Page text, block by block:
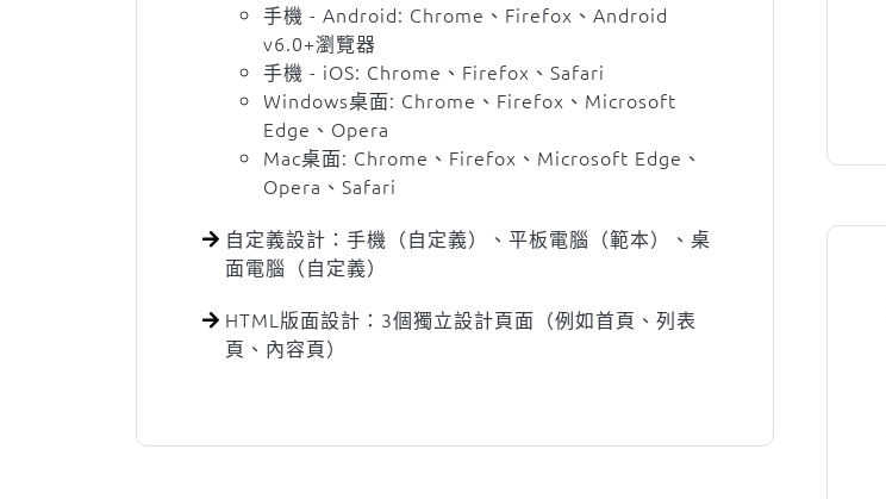
手機 - Android: Chrome、Firefox、Android
v6.0+瀏覽器
手機 - iOS: Chrome、Firefox、Safari
Windows桌面: Chrome、Firefox、Microsoft
Edge、Opera
Mac桌面: Chrome、Firefox、Microsoft Edge、
Opera、Safari
自定義設計：手機（自定義）、平板電腦（範本）、桌
面電腦（自定義）
HTML版面設計：3個獨立設計頁面（例如首頁、列表
頁、內容頁）